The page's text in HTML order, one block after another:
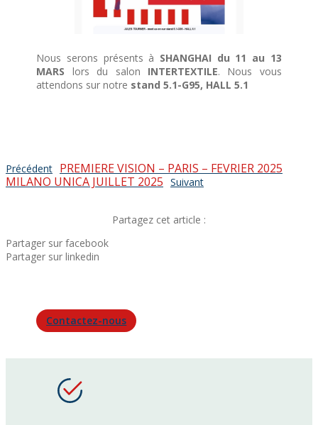
Nous serons présents à SHANGHAI du 11 au 13
MARS lors du salon INTERTEXTILE. Nous vous
attendons sur notre stand 5.1-G95, HALL 5.1
Précédent PREMIERE VISION – PARIS – FEVRIER 2025
MILANO UNICA JUILLET 2025 Suivant
Partagez cet article :
Partager sur facebook
Partager sur linkedin
Contactez-nous